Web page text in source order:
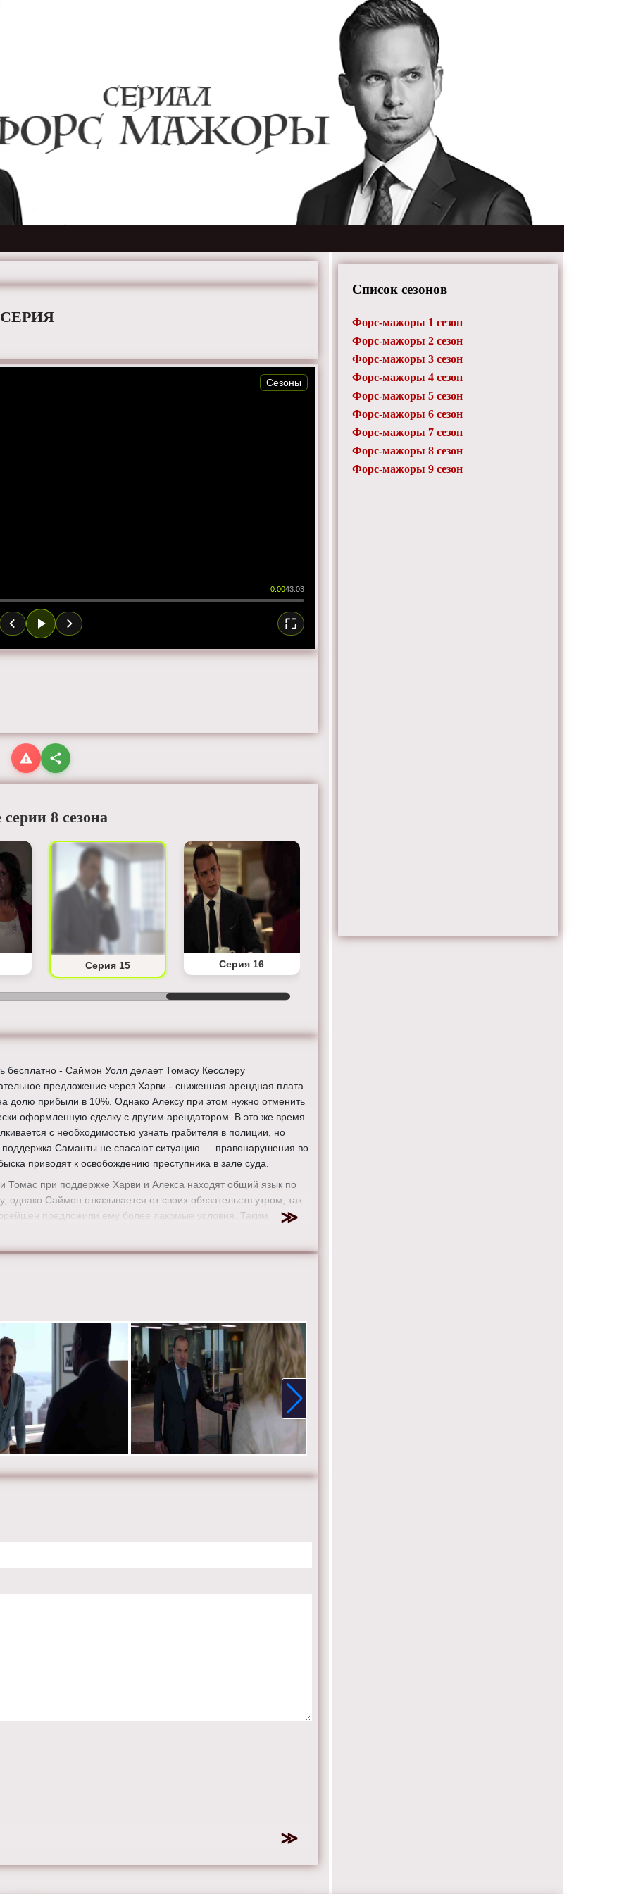
0:0043:03
Сезоны
серии 8 сезона
Серия 15 Серия 16
бесплатно - Саймон Уолл делает Томасу Кесслеру
предложение через Харви - сниженная арендная плата
долю прибыли в 10%. Однако Алексу при этом нужно отменить
оформленную сделку с другим арендатором. В это же время
с необходимостью узнать грабителя в полиции, но
поддержка Саманты не спасают ситуацию — правонарушения во
приводят к освобождению преступника в зале суда.
Томас при поддержке Харви и Алекса находят общий язык по
однако Саймон отказывается от своих обязательств утром, так
предложили ему более лакомые условия. Таким
для получения большей выгоды.
Кэтрин снова сотрудничают, он осознает свои чувства и уходит
Саманта помогает Луису добиться справедливости в деле о
Томасу правду о ситуации, он решает отказаться от
в результате чего Саймон увольняет Харви. После этого
Дэниела Хардмана, который угрожает лишить Харви
за разглашение конфиденциальной информации.
Хлоя Домон
Рик Хоффман, Аманда Шулл, Гэбриел Махт, Сара Рафферти,
Список сезонов
Форс-мажоры 1 сезон
Форс-мажоры 2 сезон
Форс-мажоры 3 сезон
Форс-мажоры 4 сезон
Форс-мажоры 5 сезон
Форс-мажоры 6 сезон
Форс-мажоры 7 сезон
Форс-мажоры 8 сезон
Форс-мажоры 9 сезон